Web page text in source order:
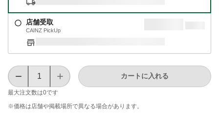
店舗受取
CAINZ PickUp
最大注文数は0です
カートに入れる
※価格は​店舗や​掲載場所で​異なる​場合が​あります。